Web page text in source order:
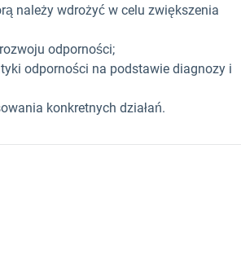
należy wdrożyć w celu zwiększenia
odporności;
odporności na podstawie diagnozy i
konkretnych działań.